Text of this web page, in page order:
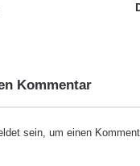
Kommentar
sein, um einen